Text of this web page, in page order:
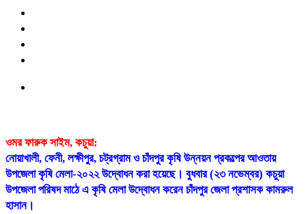
ওমর ফারুক সাইম, কচুয়া:
নোয়াখালী, ফেনী, লক্ষীপুর, চট্রগ্রাম ও চাঁদপুর কৃষি উন্নয়ন প্রকল্পের আওতায়
উপজেলা কৃষি মেলা-২০২২ উদ্বোধন করা হয়েছে। বুধবার (২৩ নভেম্বর) কচুয়া
উপজেলা পরিষদ মাঠে এ কৃষি মেলা উদ্বোধন করেন চাঁদপুর জেলা প্রশাসক কামরুল
হাসান।